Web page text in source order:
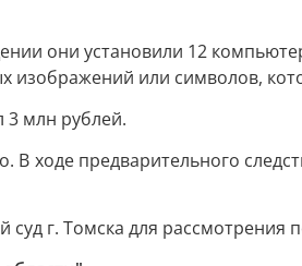
они установили 12
изображений или символов,
3 млн рублей.
В ходе предварительного
г. Томска для рассмотрения